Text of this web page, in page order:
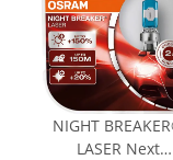
328Ci (E46),
BMW
3er Reihe
NIGHT
LASER Next